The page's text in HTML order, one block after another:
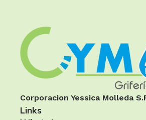
Corporacion Yessica Molleda
Links